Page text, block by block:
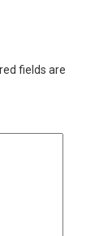
fields are